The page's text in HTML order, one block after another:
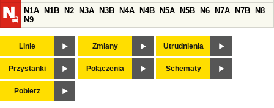
N1A
N1B N2 N3A N3B N4A N4B N5A N5B N6 N7A N7B
N8
N9
Linie Zmiany Utrudnienia
Przystanki Połączenia Schematy
Pobierz